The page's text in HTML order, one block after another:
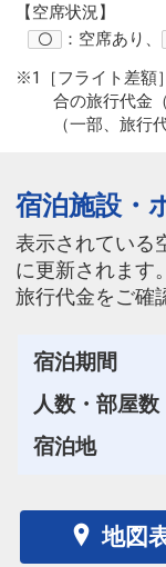
【空席状況】
〇 ：空席あり、
※1［フライト差額
合の旅行代金
（一部、旅行
宿泊施設・
表示されている
に更新されます
旅行代金をご確
宿泊期間
人数・部屋数
宿泊地
地図